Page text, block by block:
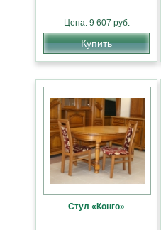
Цена: 9 607 руб.
Купить
Стул «Конго»